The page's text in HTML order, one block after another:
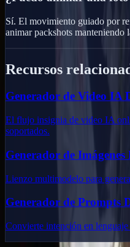
Sí. El movimiento guiado por
animar packshots manteniendo
Recursos
Generador de Video IA
El flujo insignia de video IA
soportados.
Generador de Imágenes
Lienzo multimodelo para
Generador de Prompts
Convierte intención en